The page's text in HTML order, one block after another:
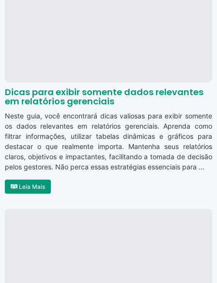
Dicas para exibir somente dados relevantes
em relatórios gerenciais
Neste guia, você encontrará dicas valiosas para exibir somente
os dados relevantes em relatórios gerenciais. Aprenda como
filtrar informações, utilizar tabelas dinâmicas e gráficos para
destacar o que realmente importa. Mantenha seus relatórios
claros, objetivos e impactantes, facilitando a tomada de decisão
pelos gestores. Não perca essas estratégias essenciais para ...
Leia Mais